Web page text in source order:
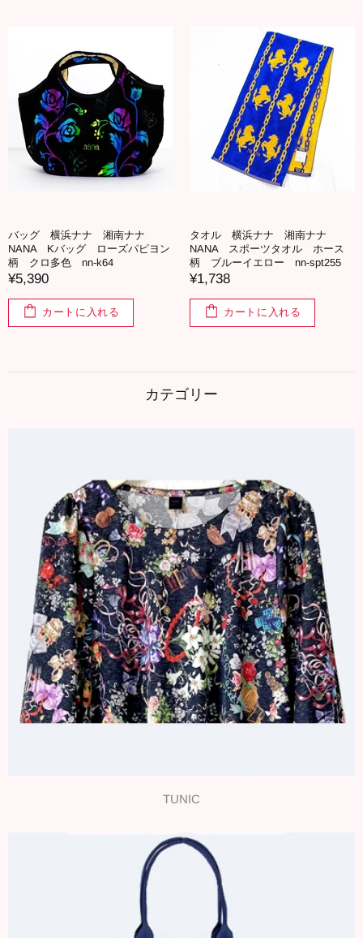
バッグ 横浜ナナ 湘南ナナ
NANA Kバッグ ローズパピヨン
柄 クロ多色 nn-k64
¥5,390
カートに入れる
タオル 横浜ナナ 湘南ナナ
NANA スポーツタオル ホース
柄 ブルーイエロー nn-spt255
¥1,738
カートに入れる
カテゴリー
TUNIC